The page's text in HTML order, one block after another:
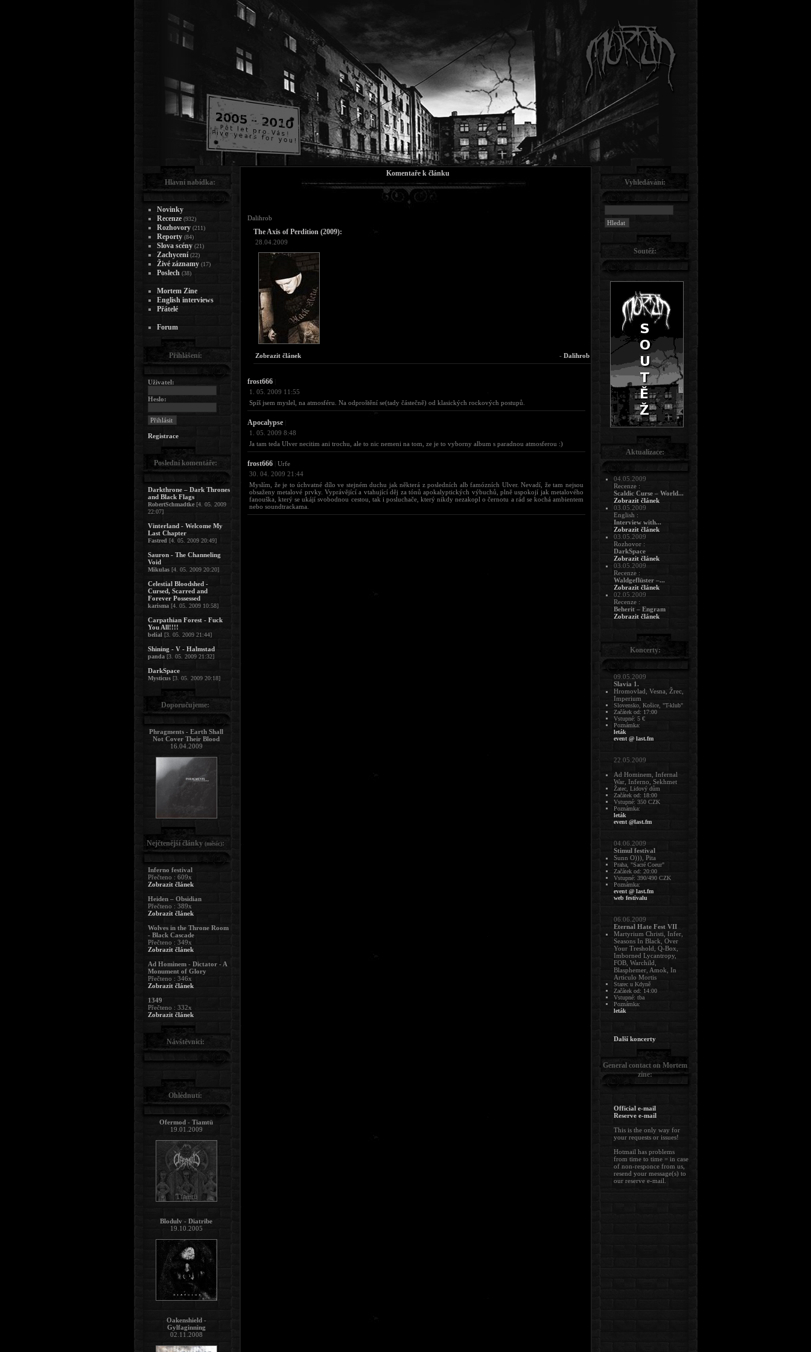
Komentaře k článku
Dalihrob
The Axis of Perdition (2009):
28.04.2009
Zobrazit článek - Dalihrob
frost666
1. 05. 2009 11:55
Spíš jsem myslel, na atmosféru. Na odproštění se(tady částečně) od klasických rockových postupů.
Apocalypse
1. 05. 2009 8:48
Ja tam teda Ulver necitim ani trochu, ale to nic nemeni na tom, ze je to vyborny album s paradnou atmosferou :)
frost666
Urfe
30. 04. 2009 21:44
Myslím, že je to úchvatné dílo ve stejném duchu jak některá z posledních alb famózních Ulver. Nevadí, že tam nejsou
obsaženy metalové prvky. Vyprávějící a vtahující děj za tónů apokalyptických výbuchů, plně uspokojí jak metalového
fanouška, který se ukájí svobodnou cestou, tak i posluchače, který nikdy nezakopl o černotu a rád se kochá ambientem
nebo soundtrackama.
Hlavní nabídka:
Novinky
Recenze (932)
Rozhovory (211)
Reporty (84)
Slova scény (21)
Zachycení (22)
Živé záznamy (17)
Poslech (38)
Mortem Zine
English interviews
Přátelé
Forum
Přihlášení:
Uživatel:
Heslo:
Registrace
Poslední komentáře:
Darkthrone – Dark Thrones
and Black Flags
RobertSchmadtke [4. 05. 2009
22:07]
Vinterland - Welcome My
Last Chapter
Fastred [4. 05. 2009 20:49]
Sauron - The Channeling
Void
Mikulas [4. 05. 2009 20:20]
Celestial Bloodshed -
Cursed, Scarred and
Forever Possessed
karisma [4. 05. 2009 10:58]
Carpathian Forest - Fuck
You All!!!!
belial [3. 05. 2009 21:44]
Shining - V - Halmstad
panda [3. 05. 2009 21:32]
DarkSpace
Mysticus [3. 05. 2009 20:18]
Doporučujeme:
Phragments - Earth Shall
Not Cover Their Blood
16.04.2009
Nejčtenější články (měsíc):
Inferno festival
Přečteno : 609x
Zobrazit článek
Heiden – Obsidian
Přečteno : 389x
Zobrazit článek
Wolves in the Throne Room
- Black Cascade
Přečteno : 349x
Zobrazit článek
Ad Hominem - Dictator - A
Monument of Glory
Přečteno : 346x
Zobrazit článek
1349
Přečteno : 332x
Zobrazit článek
Návštěvníci:
Ohlédnutí:
Ofermod - Tiamtü
19.01.2009
Blodulv - Diatribe
19.10.2005
Oakenshield -
Gylfaginning
02.11.2008
Vyhledávání:
Soutěž:
Aktualizace:
04.05.2009
Recenze :
Scaldic Curse – World...
Zobrazit článek
03.05.2009
English :
Interview with...
Zobrazit článek
03.05.2009
Rozhovor :
DarkSpace
Zobrazit článek
03.05.2009
Recenze :
Waldgeflüster –...
Zobrazit článek
02.05.2009
Recenze :
Beherit – Engram
Zobrazit článek
Koncerty:
09.05.2009
Slavia 1.
Hromovlad, Vesna, Žrec,
Imperium
Slovensko, Košice, "T-klub"
Začátek od: 17:00
Vstupné: 5 €
Poznámka:
leták
event @ last.fm
22.05.2009
Ad Hominem, Infernal
War, Inferno, Sekhmet
Žatec, Lidový dům
Začátek od: 18:00
Vstupné: 350 CZK
Poznámka:
leták
event @last.fm
04.06.2009
Stimul festival
Sunn O))), Pita
Praha, "Sacré Coeur"
Začátek od: 20:00
Vstupné: 390/490 CZK
Poznámka:
event @ last.fm
web festivalu
06.06.2009
Eternal Hate Fest VII
Martyrium Christi, Infer,
Seasons In Black, Over
Your Treshold, Q-Box,
Imborned Lycantropy,
FOB, Warchild,
Blasphemer, Amok, In
Articulo Mortis
Starec u Kdyně
Začátek od: 14:00
Vstupné: tba
Poznámka:
leták
Další koncerty
General contact on Mortem
zine:
Official e-mail
Reserve e-mail
This is the only way for
your requests or issues!
Hotmail has problems
from time to time = in case
of non-responce from us,
resend your message(s) to
our reserve e-mail.